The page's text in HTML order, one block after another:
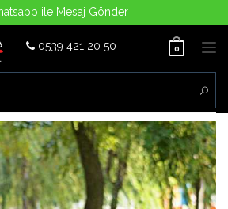
ile Mesaj Gönder
0539 421 20 50 0